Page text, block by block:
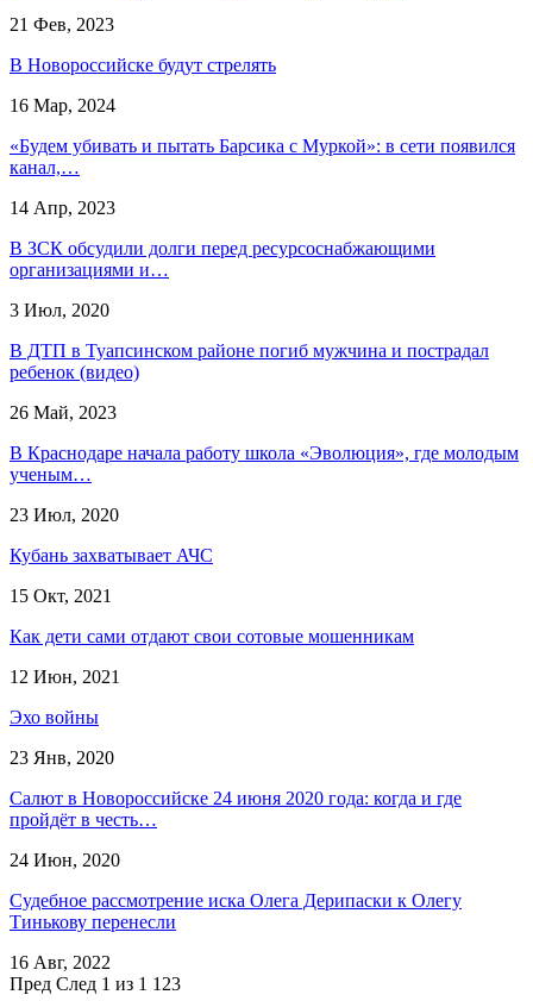
21 Фев, 2023
​В Новороссийске будут стрелять
16 Мар, 2024
«Будем убивать и пытать Барсика с Муркой»: в сети появился
канал,…
14 Апр, 2023
В ЗСК обсудили долги перед ресурсоснабжающими
организациями и…
3 Июл, 2020
​В ДТП в Туапсинском районе погиб мужчина и пострадал
ребенок (видео)
26 Май, 2023
В Краснодаре начала работу школа «Эволюция», где молодым
ученым…
23 Июл, 2020
Кубань захватывает АЧС
15 Окт, 2021
Как дети сами отдают свои сотовые мошенникам
12 Июн, 2021
Эхо войны
23 Янв, 2020
Салют в Новороссийске 24 июня 2020 года: когда и где
пройдёт в честь…
24 Июн, 2020
​Судебное рассмотрение иска Олега Дерипаски к Олегу
Тинькову перенесли
16 Авг, 2022
Пред След 1 из 1 123